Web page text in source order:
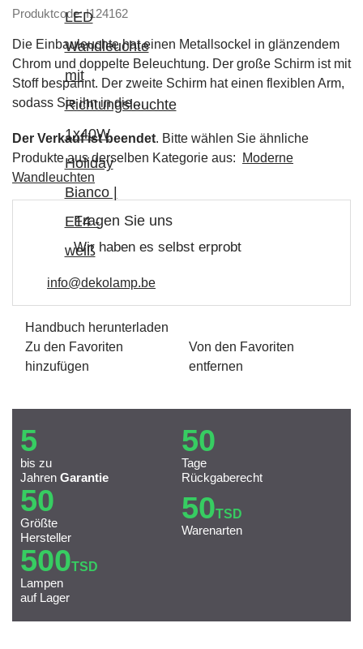
Produktcode: I124162
Die Einbauleuchte hat einen Metallsockel in glänzendem
Chrom und doppelte Beleuchtung. Der große Schirm ist mit
Stoff bespannt. Der zweite Schirm hat einen flexiblen Arm,
sodass Sie ihn in die…
Der Verkauf ist beendet. Bitte wählen Sie ähnliche
Produkte aus derselben Kategorie aus:
Moderne
Wandleuchten
Fragen Sie uns
Wir haben es selbst erprobt
info@dekolamp.be
Handbuch herunterladen
Zu den Favoriten
hinzufügen
Von den Favoriten
entfernen
5
bis zu
Jahren Garantie
50
Tage
Rückgaberecht
50
Größte
Hersteller
50TSD
Warenarten
500TSD
Lampen
auf Lager